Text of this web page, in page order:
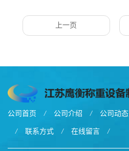
上一页
公司首页 / 公司介绍 / 公司动态
/ 联系方式 / 在线留言 /